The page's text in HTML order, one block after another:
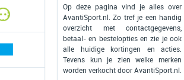
2
3
Op deze pagina vind je alles over
AvantiSport.nl. Zo tref je een handig
overzicht met contactgegevens,
betaal- en bestelopties en zie je ook
alle huidige kortingen en acties.
Tevens kun je zien welke merken
worden verkocht door AvantiSport.nl.